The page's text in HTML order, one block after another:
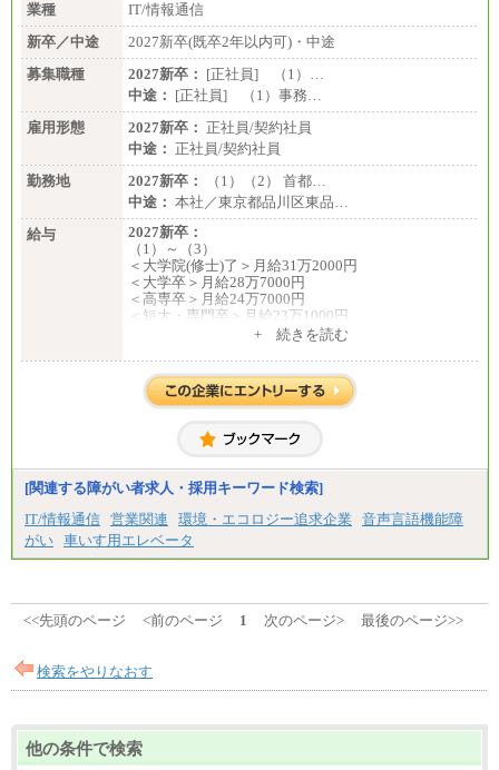
業種
IT/情報通信
新卒／中途
2027新卒(既卒2年以内可)・中途
募集職種
2027新卒： [正社員] （1）…
中途： [正社員] （1）事務…
雇用形態
2027新卒： 正社員/契約社員
中途： 正社員/契約社員
勤務地
2027新卒：
（1）（2） 首都…
中途： 本社／東京都品川区東品…
給与
2027新卒：
（1）～（3）
＜大学院(修士)了＞月給31万2000円
＜大学卒＞月給28万7000円
＜高専卒＞月給24万7000円
＜短大・専門卒＞月給23万1000円
※上記を下限として勤務地エリアにより異なる
※試用期間中も給与に変更はございません
月給17万7000円
理論年収212万4000円（月給17万7000円×12カ月）
中途：
（1）
月給22万3000円～
想定年収410万円～
※試用期間中の給与に変更はございません。
月給17万7000円
理論年収212万4000円（月給17万7000円×12カ月）
+ 続きを読む
[関連する障がい者求人・採用キーワード検索]
IT/情報通信 営業関連 環境・エコロジー追求企業
音声言語機能障
がい 車いす用エレベータ
<<先頭のページ <前のページ 1 次のページ> 最後のページ>>
検索をやりなおす
他の条件で検索